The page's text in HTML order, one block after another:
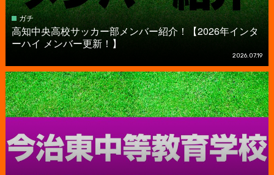
ガチ
高知中央高校サッカー部メンバー紹介！【2026年インタ
ーハイ メンバー更新！】
2026.07.19